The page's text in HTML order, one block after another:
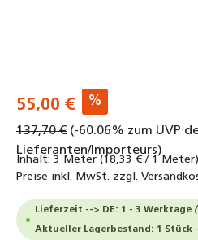
55,00 € %
137,70 € (-60.06% zum UVP
Lieferanten/Importeurs)
Inhalt: 3 Meter (18,33 € / 1 Meter)
Preise inkl. MwSt. zzgl.
Lieferzeit --> DE: 1 - 3 Werktage
Aktueller Lagerbestand: 1 Stück